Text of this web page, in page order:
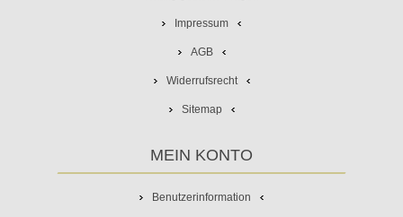
Impressum
AGB
Widerrufsrecht
Sitemap
MEIN KONTO
Benutzerinformation